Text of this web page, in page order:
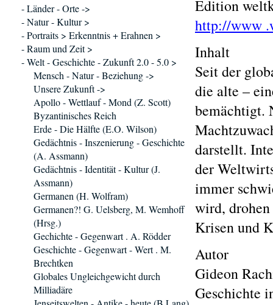
Edition
http://www
Inhalt
Seit der
die alte –
bemächtigt.
darstellt.
der
immer
wird,
Krisen und
Autor
Gideon
Geschichte
- Länder - Orte ->
- Natur - Kultur >
- Portraits > Erkenntnis + Erahnen >
- Raum und Zeit >
- Welt - Geschichte - Zukunft 2.0 - 5.0 >
Mensch - Natur - Beziehung ->
Unsere Zukunft ->
Apollo - Wettlauf - Mond (Z. Scott)
Byzantinisches Reich
Erde - Die Hälfte (E.O. Wilson)
Gedächtnis - Inszenierung - Geschichte
(A. Assmann)
Gedächtnis - Identität - Kultur (J.
Assmann)
Germanen (H. Wolfram)
Germanen?! G. Uelsberg, M. Wemhoff
(Hrsg.)
Gechichte - Gegenwart . A. Rödder
Geschichte - Gegenwart - Wert . M.
Brechtken
Globales Ungleichgewicht durch
Milliadäre